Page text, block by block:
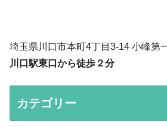
埼玉県川口市本町4丁目3-14 小峰第
川口駅東口から徒歩２分
カテゴリー